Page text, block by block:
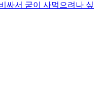
싸서 굳이 사먹으려나 싶